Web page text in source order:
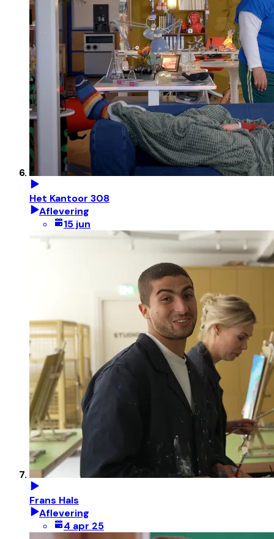
Het Kantoor 308
Aflevering
15 jun
Frans Hals
Aflevering
4 apr 25